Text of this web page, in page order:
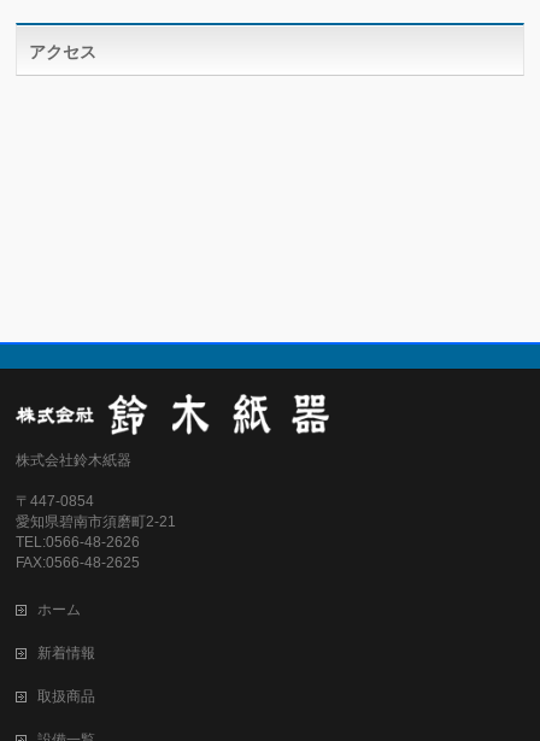
アクセス
株式会社鈴木紙器
〒447-0854
愛知県碧南市須磨町2-21
TEL:0566-48-2626
FAX:0566-48-2625
ホーム
新着情報
取扱商品